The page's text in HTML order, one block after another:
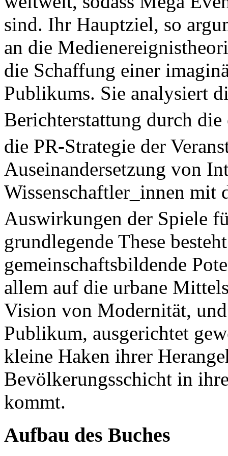
sind. Ihr Hauptziel, so
an die
die Schaffung einer
Publikums. Sie analysiert
Berichterstattung durch die
die PR-Strategie der
Auseinandersetzung von
Wissenschaftler_innen mit
Auswirkungen der Spiele
grundlegende These
gemeinschaftsbildende
allem auf die urbane
Vision von Modernität,
Publikum, ausgerichtet
kleine Haken ihrer
Bevölkerungsschicht in
kommt.
Aufbau des Buches